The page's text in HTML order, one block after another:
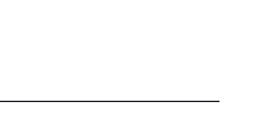
nossos gabaritos